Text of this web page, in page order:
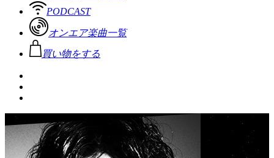
PODCAST
オンエア楽曲一覧
買い物をする